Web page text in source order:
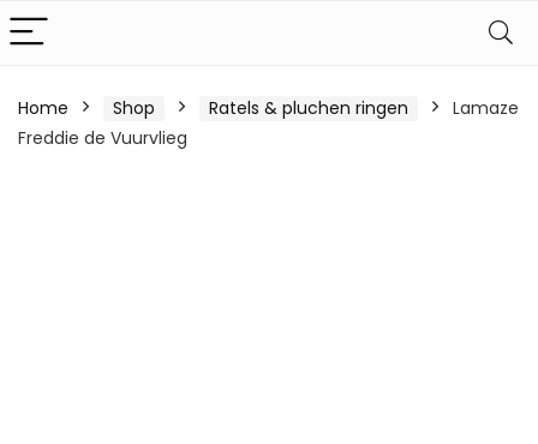
Home Shop Ratels & pluchen ringen
Lamaze
Freddie de Vuurvlieg